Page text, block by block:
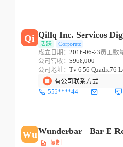
Qi Qillq Inc. Servicos
活跃
Corporate
成立日期： 2016-06-23 员工数
公司营收： $968,000
公司地址： Tv 6 56 Quadra76
有公司联系方式
556****44
-
WuWunderbar - Bar E
复制